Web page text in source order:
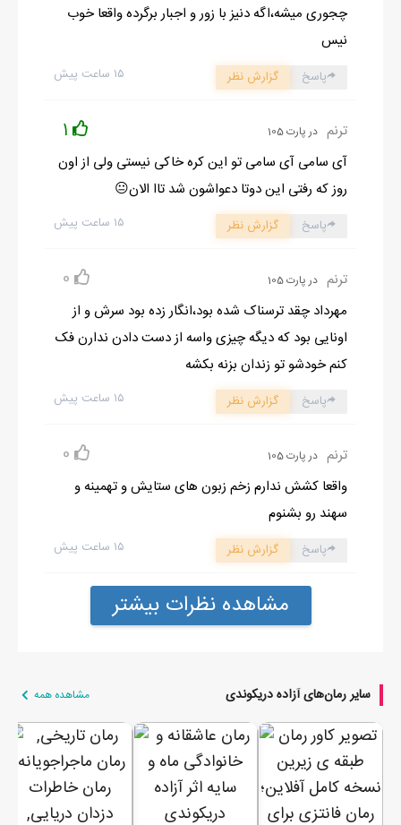
چجوری میشه،اگه دنیز با زور و اجبار برگرده واقعا خوب
نیس
۱۵ ساعت پیش پاسخ گزارش نظر
ترنم در پارت 105 1
آی سامی آی سامی تو این کره خاکی نیستی ولی از اون
روز که رفتی این دوتا دعواشون شد تاا الان😐
۱۵ ساعت پیش پاسخ گزارش نظر
ترنم در پارت 105 0
مهرداد چقد ترسناک شده بود،انگار زده بود سرش و از
اونایی بود که دیگه چیزی واسه از دست دادن ندارن فک
کنم خودشو تو زندان بزنه بکشه
۱۵ ساعت پیش پاسخ گزارش نظر
ترنم در پارت 105 0
واقعا کشش ندارم زخم زبون های ستایش و تهمینه و
سهند رو بشنوم
۱۵ ساعت پیش پاسخ گزارش نظر
مشاهده نظرات بیشتر
سایر رمان‌های آزاده دریکوندی مشاهده همه